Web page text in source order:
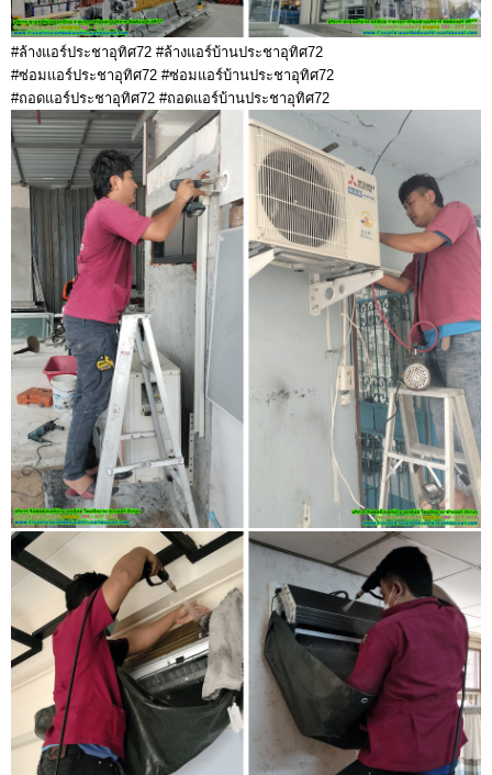
#ล้างแอร์ประชาอุทิศ72 #ล้างแอร์บ้านประชาอุทิศ72
#ซ่อมแอร์ประชาอุทิศ72 #ซ่อมแอร์บ้านประชาอุทิศ72
#ถอดแอร์ประชาอุทิศ72 #ถอดแอร์บ้านประชาอุทิศ72